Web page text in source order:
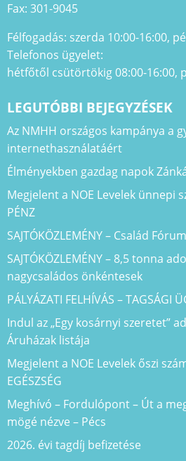
Fax: 301-9045
Félfogadás: szerda 10:00-16:00,
Telefonos ügyelet:
hétfőtől csütörtökig 08:00-16:00,
LEGUTÓBBI BEJEGYZÉSEK
Az NMHH országos kampánya a
internethasználatáért
Élményekben gazdag napok
Megjelent a NOE Levelek ünnepi
PÉNZ
SAJTÓKÖZLEMÉNY – Család
SAJTÓKÖZLEMÉNY – 8,5 tonna
nagycsaládos önkéntesek
PÁLYÁZATI FELHÍVÁS – TAGSÁGI
Indul az „Egy kosárnyi szeretet”
Áruházak listája
Megjelent a NOE Levelek őszi
EGÉSZSÉG
Meghívó – Fordulópont – Út a
mögé nézve – Pécs
2026. évi tagdíj befizetése